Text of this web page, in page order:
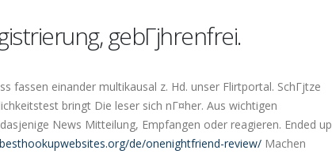
gebГјhrenfrei.
fassen einander multikausal z. Hd. unser Flirtportal. SchГјtze
bringt Die leser sich nГ¤her. Aus wichtigen
News Mitteilung, Empfangen oder reagieren. Ended up
de/onenightfriend-review/ Machen